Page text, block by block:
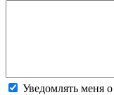
Уведомлять меня